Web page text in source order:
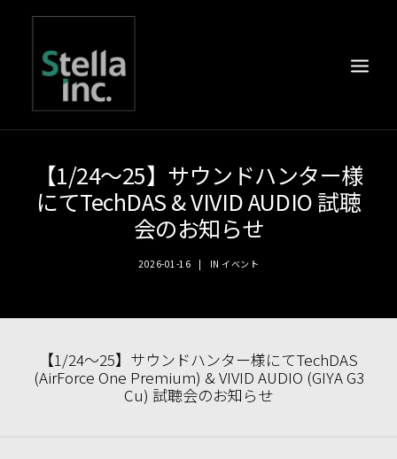
【1/24～25】サウンドハンター様
にてTechDAS & VIVID AUDIO 試聴
会のお知らせ
2026-01-16 | IN イベント
【1/24～25】サウンドハンター様にてTechDAS
(AirForce One Premium) & VIVID AUDIO (GIYA G3
Cu) 試聴会のお知らせ